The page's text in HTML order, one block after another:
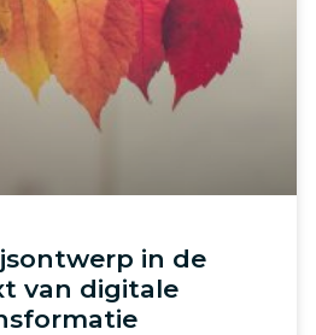
in de
van digitale